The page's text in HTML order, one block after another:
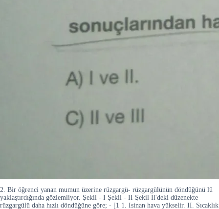
2. Bir öğrenci yanan mumun üzerine rüzgargü- rüzgargülünün döndüğünü lü
yaklaştırdığında gözlemliyor. Şekil - I Şekil - II Şekil Il'deki düzenekte
rüzgargülü daha hızlı döndüğüne göre; - [1 1. Isinan hava yükselir. II. Sıcaklık